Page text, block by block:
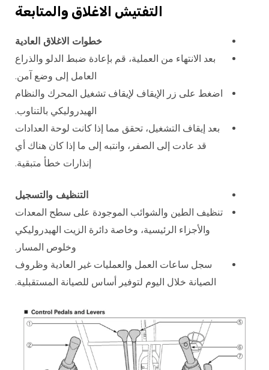
التفتيش الاغلاق والمتابعة
خطوات الاغلاق العادية
بعد الانتهاء من العملية، قم بإعادة ضبط الدلو والذراع
العامل إلى وضع آمن.
اضغط على زر الإيقاف لإيقاف تشغيل المحرك والنظام
الهيدروليكي بالتناوب.
بعد إيقاف التشغيل، تحقق مما إذا كانت لوحة العدادات
قد عادت إلى الصفر، وانتبه إلى ما إذا كان هناك أي
إنذارات خطأ متبقية.
التنظيف والتسجيل
تنظيف الطين والشوائب الموجودة على سطح المعدات
والأجزاء الرئيسية، وخاصة دائرة الزيت الهيدروليكي
وخلوص المسار.
سجل ساعات العمل والعمليات غير العادية وظروف
الصيانة خلال اليوم لتوفير أساس للصيانة المستقبلية.